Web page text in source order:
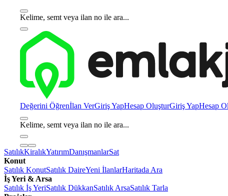
Kelime, semt veya ilan no ile ara...
Değerini Öğrenİlan VerGiriş YapHesap OluşturGiriş YapHesap
Kelime, semt veya ilan no ile ara...
SatılıkKiralıkYatırımDanışmanlarSat
Konut
Satılık KonutSatılık DaireYeni İlanlarHaritada Ara
İş Yeri & Arsa
Satılık İş YeriSatılık DükkanSatılık ArsaSatılık Tarla